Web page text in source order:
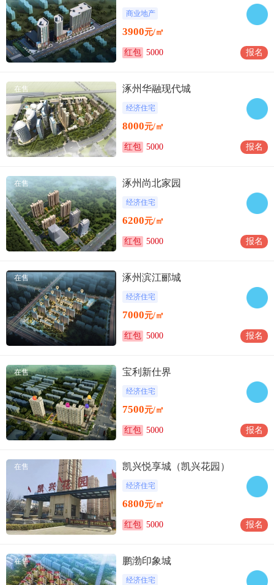
商业地产
3900元/㎡
红包 5000 报名
在售 涿州华融现代城
经济住宅
8000元/㎡
红包 5000 报名
在售 涿州尚北家园
经济住宅
6200元/㎡
红包 5000 报名
在售 涿州滨江郦城
经济住宅
7000元/㎡
红包 5000 报名
在售 宝利新仕界
经济住宅
7500元/㎡
红包 5000 报名
在售 凯兴悦享城（凯兴花园）
经济住宅
6800元/㎡
红包 5000 报名
在售 鹏渤印象城
经济住宅